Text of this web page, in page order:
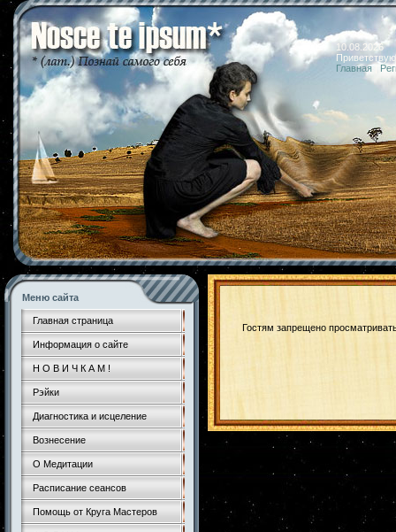
10.08.2026
Главная
Меню сайта
Главная страница
Информация о сайте
Н О В И Ч К А М !
Рэйки
Диагностика и исцеление
Вознесение
О Медитации
Расписание сеансов
Помощь от Круга Мастеров
Гостям запрещено